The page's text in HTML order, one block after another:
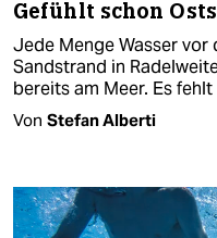
Gefühlt schon
Jede Menge Wasser vor
Sandstrand in
bereits am Meer. Es
Von Stefan Alberti